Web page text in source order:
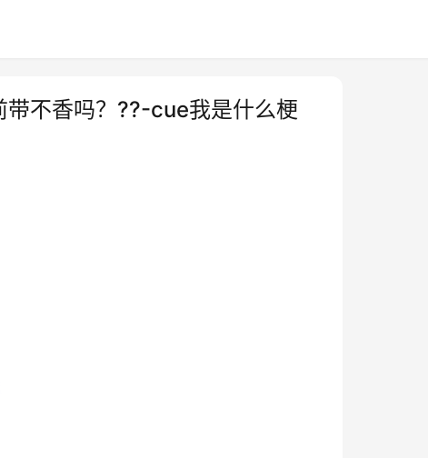
不香吗？??-cue我是什么梗